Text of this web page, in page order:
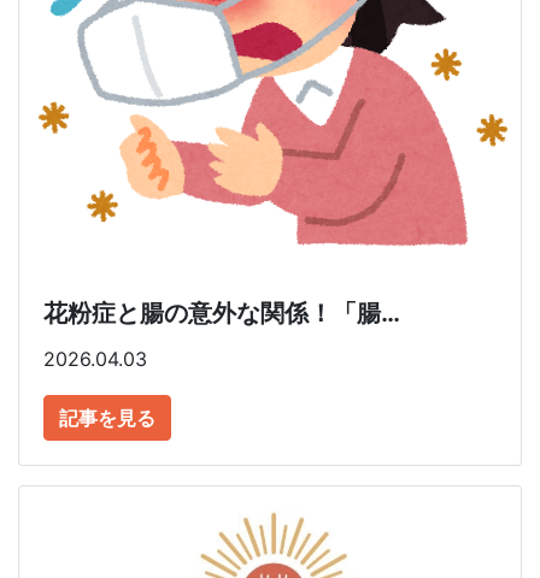
花粉症と腸の意外な関係！「腸…
2026.04.03
記事を見る